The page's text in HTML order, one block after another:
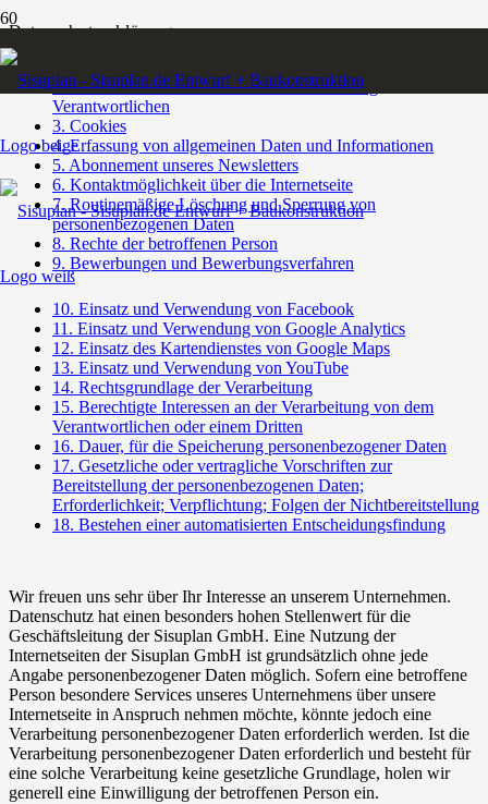
Datenschutz­erklärung
2. Name und Anschrift des für die Verarbeitung
Verantwortlichen
3. Cookies
4. Erfassung von allgemeinen Daten und Informationen
5. Abonnement unseres Newsletters
6. Kontaktmöglichkeit über die Internetseite
7. Routinemäßige Löschung und Sperrung von
personenbezogenen Daten
8. Rechte der betroffenen Person
9. Bewerbungen und Bewerbungsverfahren
10. Einsatz und Verwendung von Facebook
11. Einsatz und Verwendung von Google Analytics
12. Einsatz des Kartendienstes von Google Maps
13. Einsatz und Verwendung von YouTube
14. Rechtsgrundlage der Verarbeitung
15. Berechtigte Interessen an der Verarbeitung von dem
Verantwortlichen oder einem Dritten
16. Dauer, für die Speicherung personenbezogener Daten
17. Gesetzliche oder vertragliche Vorschriften zur
Bereitstellung der personenbezogenen Daten;
Erforderlichkeit; Verpflichtung; Folgen der Nichtbereitstellung
18. Bestehen einer automatisierten Entscheidungsfindung
Wir freuen uns sehr über Ihr Interesse an unserem Unternehmen.
Datenschutz hat einen besonders hohen Stellenwert für die
Geschäftsleitung der Sisuplan GmbH. Eine Nutzung der
Internetseiten der Sisuplan GmbH ist grundsätzlich ohne jede
Angabe personenbezogener Daten möglich. Sofern eine betroffene
Person besondere Services unseres Unternehmens über unsere
Internetseite in Anspruch nehmen möchte, könnte jedoch eine
Verarbeitung personenbezogener Daten erforderlich werden. Ist die
Verarbeitung personenbezogener Daten erforderlich und besteht für
eine solche Verarbeitung keine gesetzliche Grundlage, holen wir
generell eine Einwilligung der betroffenen Person ein.